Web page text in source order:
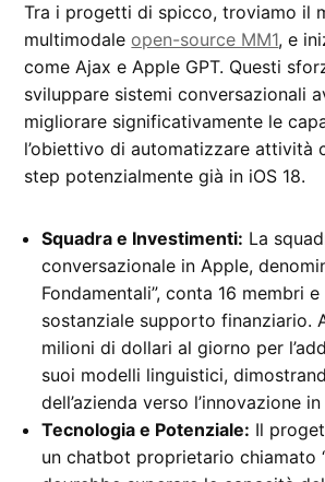
Tra i progetti di spicco, troviamo il
multimodale open-source MM1, e
come Ajax e Apple GPT. Questi
sviluppare sistemi conversazionali
migliorare significativamente le
l’obiettivo di automatizzare attività
step potenzialmente già in iOS 18.
Squadra e Investimenti: La
conversazionale in Apple,
Fondamentali”, conta 16 membri
sostanziale supporto finanziario.
milioni di dollari al giorno per
suoi modelli linguistici,
dell’azienda verso l’innovazione
Tecnologia e Potenziale: Il
un chatbot proprietario chiamato